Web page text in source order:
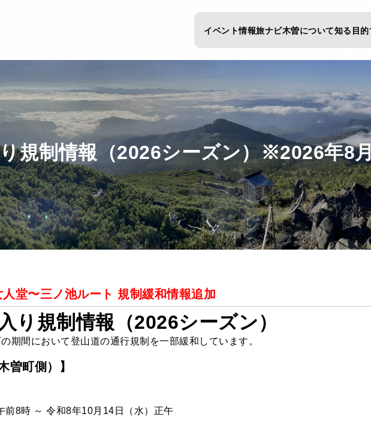
イベント情報旅ナビ木曽について知る 目
規制情報（2026シーズン）※2026年8
堂〜三ノ池ルート 規制緩和情報追加
り規制情報（2026シーズン）
期間において登山道の通行規制を一部緩和しています。
曽町側）】
前8時 ～ 令和8年10月14日（水）正午